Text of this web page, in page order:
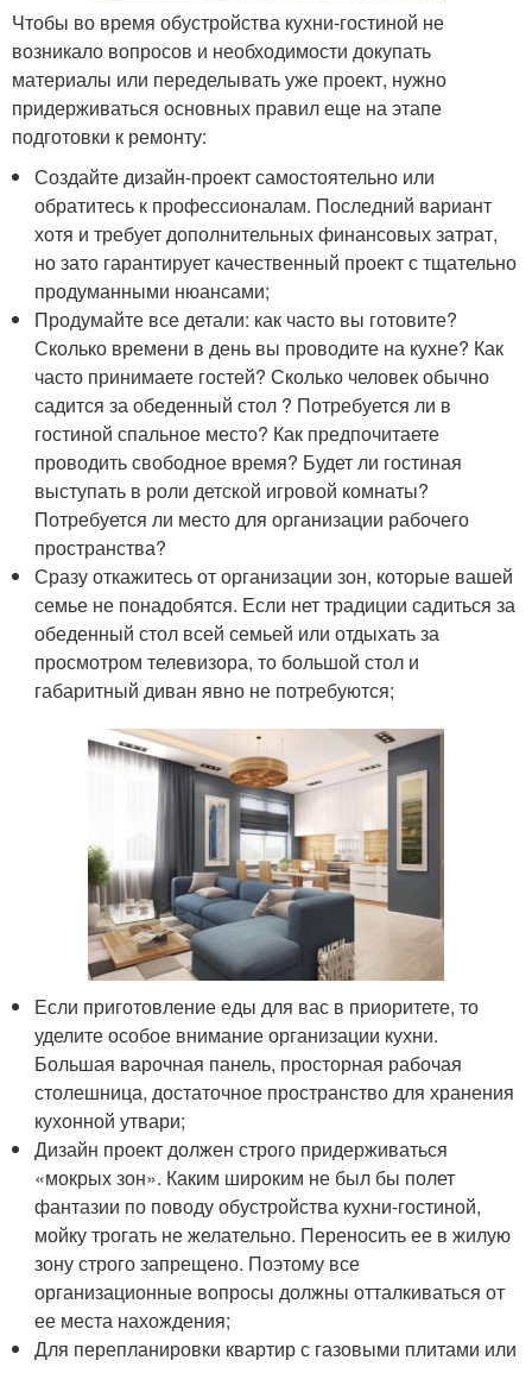
Чтобы во время обустройства кухни-гостиной не
возникало вопросов и необходимости докупать
материалы или переделывать уже проект, нужно
придерживаться основных правил еще на этапе
подготовки к ремонту:
Создайте дизайн-проект самостоятельно или
обратитесь к профессионалам. Последний вариант
хотя и требует дополнительных финансовых затрат,
но зато гарантирует качественный проект с тщательно
продуманными нюансами;
Продумайте все детали: как часто вы готовите?
Сколько времени в день вы проводите на кухне? Как
часто принимаете гостей? Сколько человек обычно
садится за обеденный стол ? Потребуется ли в
гостиной спальное место? Как предпочитаете
проводить свободное время? Будет ли гостиная
выступать в роли детской игровой комнаты?
Потребуется ли место для организации рабочего
пространства?
Сразу откажитесь от организации зон, которые вашей
семье не понадобятся. Если нет традиции садиться за
обеденный стол всей семьей или отдыхать за
просмотром телевизора, то большой стол и
габаритный диван явно не потребуются;
Если приготовление еды для вас в приоритете, то
уделите особое внимание организации кухни.
Большая варочная панель, просторная рабочая
столешница, достаточное пространство для хранения
кухонной утвари;
Дизайн проект должен строго придерживаться
«мокрых зон». Каким широким не был бы полет
фантазии по поводу обустройства кухни-гостиной,
мойку трогать не желательно. Переносить ее в жилую
зону строго запрещено. Поэтому все
организационные вопросы должны отталкиваться от
ее места нахождения;
Для перепланировки квартир с газовыми плитами или